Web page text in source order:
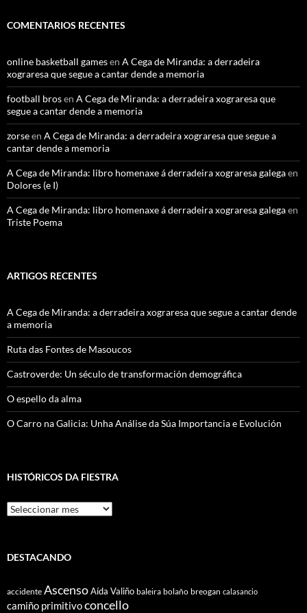
COMENTARIOS RECENTES
online basketball gamesen A Cega de Miranda: a derradeira
xograresa que segue a cantar dende a memoria
football brosen A Cega de Miranda: a derradeira xograresa que
segue a cantar dende a memoria
zorseen A Cega de Miranda: a derradeira xograresa que segue a
cantar dende a memoria
A Cega de Miranda: libro homenaxe á derradeira xograresa galegaen
Dolores (e I)
A Cega de Miranda: libro homenaxe á derradeira xograresa galegaen
Triste Poema
ARTIGOS RECENTES
A Cega de Miranda: a derradeira xograresa que segue a cantar dende
a memoria
Ruta das Fontes de Masoucos
Castroverde: Un século de transformación demográfica
O espello da alma
O Carro na Galicia: Unha Análise da Súa Importancia e Evolución
HISTÓRICOS DA FIESTRA
Históricos
Da
DESTACANDO
accidente AscensoAída Valiño baleira bolaño breogan calasancio
camiño primitivoconcello